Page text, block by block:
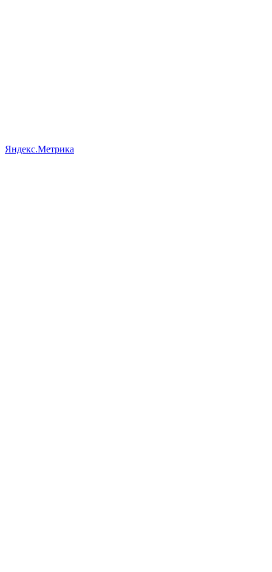
Яндекс.Метрика